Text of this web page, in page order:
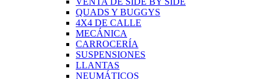
QUADS Y BUGGYS
4X4 DE CALLE
MECÁNICA
CARROCERÍA
SUSPENSIONES
LLANTAS
NEUMÁTICOS